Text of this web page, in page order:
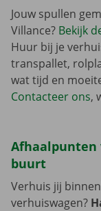
Jouw spullen
Villance? Bekijk
Huur bij je
transpallet,
wat tijd en
Contacteer ons,
Afhaalpunten
buurt
Verhuis jij
verhuiswagen?